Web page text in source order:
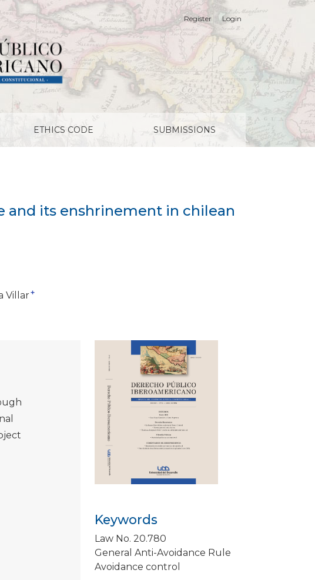
case law
ETHICS CODE SUBMISSIONS
Register Login
and its enshrinement in chilean
Villar+
Keywords
Law No. 20.780
General Anti-Avoidance Rule
Avoidance control